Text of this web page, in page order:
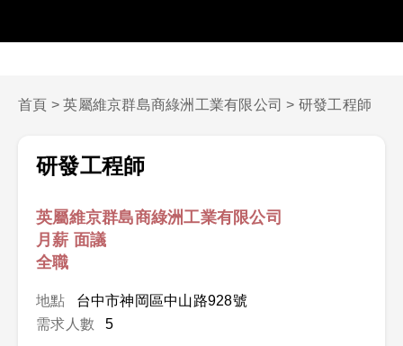
首頁 >英屬維京群島商綠洲工業有限公司 > 研發工程師
研發工程師
英屬維京群島商綠洲工業有限公司
月薪 面議
全職
地點
台中市神岡區中山路928號
需求人數
5